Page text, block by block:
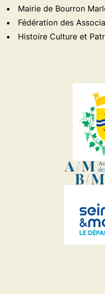
Mairie de Bourron
Fédération des
Histoire Culture et